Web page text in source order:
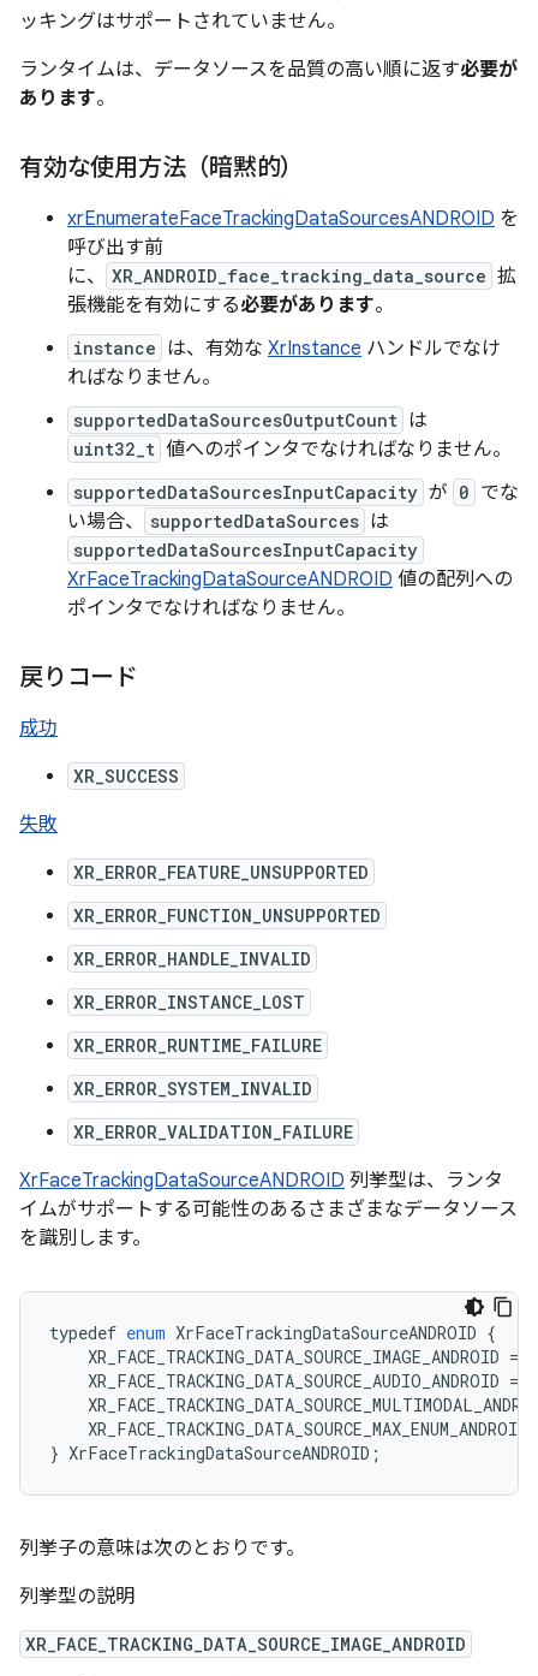
ッキングはサポートされていません。
ランタイムは、データソースを品質の高い順に返す必要が
あります。
有効な使用方法（暗黙的）
xrEnumerateFaceTrackingDataSourcesANDROID を
呼び出す前
に、
XR_ANDROID_face_tracking_data_source 拡
張機能を有効にする必要があります。
instance は、有効な XrInstance ハンドルでなけ
ればなりません。
supportedDataSourcesOutputCount は
uint32_t 値へのポインタでなければなりません。
supportedDataSourcesInputCapacity が 0 でな
い場合、
supportedDataSources は
supportedDataSourcesInputCapacity
XrFaceTrackingDataSourceANDROID 値の配列への
ポインタでなければなりません。
戻りコード
成功
XR_SUCCESS
失敗
XR_ERROR_FEATURE_UNSUPPORTED
XR_ERROR_FUNCTION_UNSUPPORTED
XR_ERROR_HANDLE_INVALID
XR_ERROR_INSTANCE_LOST
XR_ERROR_RUNTIME_FAILURE
XR_ERROR_SYSTEM_INVALID
XR_ERROR_VALIDATION_FAILURE
XrFaceTrackingDataSourceANDROID 列挙型は、ランタ
イムがサポートする可能性のあるさまざまなデータソース
を識別します。
typedef enum XrFaceTrackingDataSourceANDROID {
XR_FACE_TRACKING_DATA_SOURCE_IMAGE_ANDROID =
XR_FACE_TRACKING_DATA_SOURCE_AUDIO_ANDROID =
XR_FACE_TRACKING_DATA_SOURCE_MAX_ENUM_ANDROID
} XrFaceTrackingDataSourceANDROID ;
列挙子の意味は次のとおりです。
列挙型の説明
XR_FACE_TRACKING_DATA_SOURCE_IMAGE_ANDROID